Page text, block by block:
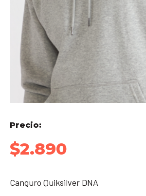
Precio:
$2.890
Canguro Quiksilver DNA